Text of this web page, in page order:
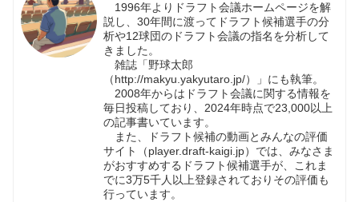
1996年よりドラフト会議ホームページを解
説し、30年間に渡ってドラフト候補選手の分
析や12球団のドラフト会議の指名を分析して
きました。
雑誌「野球太郎
（http://makyu.yakyutaro.jp/）」にも執筆。
2008年からはドラフト会議に関する情報を
毎日投稿しており、2024年時点で23,000以上
の記事書いています。
また、ドラフト候補の動画とみんなの評価
サイト（player.draft-kaigi.jp）では、みなさま
がおすすめするドラフト候補選手が、これま
でに3万5千人以上登録されておりその評価も
行っています。